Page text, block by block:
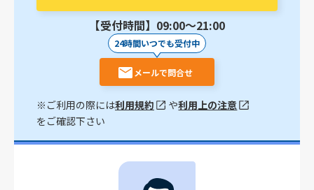
【受付時間】09:00〜21:00
24時間いつでも受付中
メールで問合せ
※ご利用の際には利用規約 や利用上の注意
をご確認下さい